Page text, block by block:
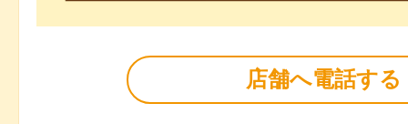
店舗へ電話する